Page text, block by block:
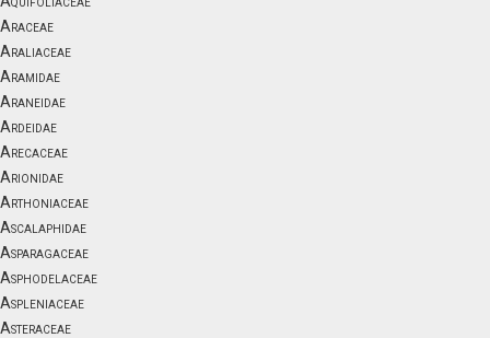
Araceae
Araliaceae
Aramidae
Araneidae
Ardeidae
Arecaceae
Arionidae
Arthoniaceae
Ascalaphidae
Asparagaceae
Asphodelaceae
Aspleniaceae
Asteraceae